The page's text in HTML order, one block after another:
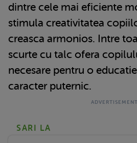
dintre cele mai eficiente
stimula creativitatea
creasca armonios. Intre
scurte cu talc ofera
necesare pentru o
caracter puternic.
SARI LA